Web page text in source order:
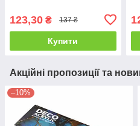
123,30 ₴ 137 ₴
Купити
Акційні пропозиції та
–10%